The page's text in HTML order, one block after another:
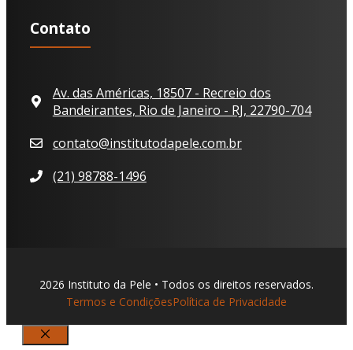
Contato
Av. das Américas, 18507 - Recreio dos
Bandeirantes, Rio de Janeiro - RJ, 22790-704
contato@institutodapele.com.br
(21) 98788-1496
2026 Instituto da Pele • Todos os direitos reservados.
Termos e CondiçõesPolítica de Privacidade